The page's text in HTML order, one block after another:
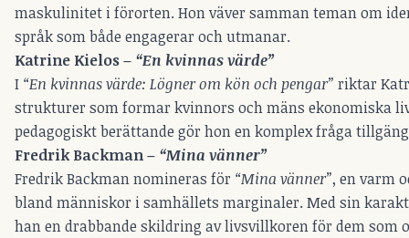
maskulinitet i förorten. Hon väver samman teman om
språk som både engagerar och utmanar.
Katrine Kielos – “En kvinnas värde”
I “En kvinnas värde: Lögner om kön och pengar” riktar
strukturer som formar kvinnors och mäns ekonomiska
pedagogiskt berättande gör hon en komplex fråga
Fredrik Backman – “Mina vänner”
Fredrik Backman nomineras för “Mina vänner”, en varm
bland människor i samhällets marginaler. Med sin
han en drabbande skildring av livsvillkoren för dem som